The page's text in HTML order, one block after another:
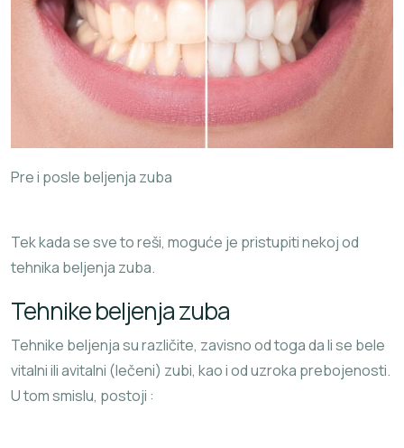
Pre i posle beljenja zuba
Tek kada se sve to reši, moguće je pristupiti nekoj od
tehnika beljenja zuba.
Tehnike beljenja zuba
Tehnike beljenja su različite, zavisno od toga da li se bele
vitalni ili avitalni (lečeni) zubi, kao i od uzroka prebojenosti.
U tom smislu, postoji :